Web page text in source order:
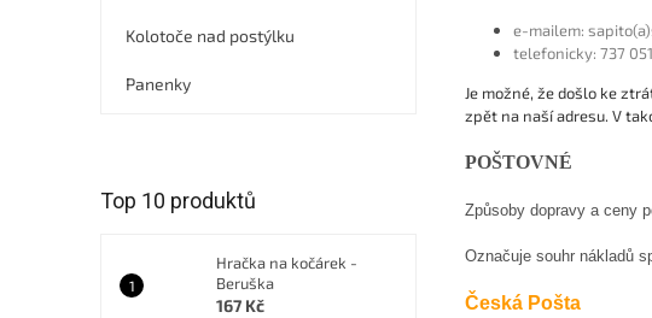
Kolotoče nad postýlku
Panenky
Top 10 produktů
Hračka na kočárek -
Beruška
167 Kč
e-mailem:
telefonicky: 737
Je možné, že došlo ke
zpět na naší adresu. V
POŠTOVNÉ
Způsoby dopravy a ceny
Označuje souhr nákladů
Česká Pošta